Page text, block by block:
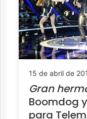
15 de abril de
Gran
Boomdog
para